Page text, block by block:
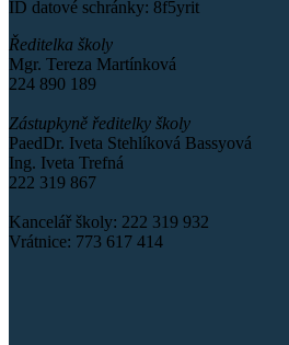
ID datové schránky: 8f5yrit
Ředitelka školy
Mgr. Tereza Martínková
224 890 189
Zástupkyně ředitelky školy
PaedDr. Iveta Stehlíková Bassyová
Ing. Iveta Trefná
222 319 867
Kancelář školy: 222 319 932
Vrátnice: 773 617 414